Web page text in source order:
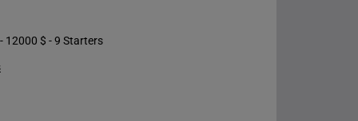
12000 $ - 9 Starters